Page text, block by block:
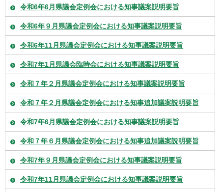
令和6年6月県議会定例会における知事議案説明要旨
令和6年９月県議会定例会における知事議案説明要旨
令和6年11月県議会定例会における知事議案説明要旨
令和7年1月県議会臨時会における知事議案説明要旨
令和７年２月県議会定例会における知事議案説明要旨
令和７年２月県議会定例会における知事追加議案説明要旨
令和7年6月県議会定例会における知事議案説明要旨
令和７年６月県議会定例会における知事追加議案説明要旨
令和7年９月県議会定例会における知事議案説明要旨
令和7年11月県議会定例会における知事議案説明要旨